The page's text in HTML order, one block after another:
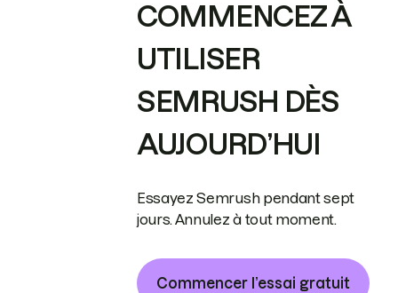
COMMENCEZ À
UTILISER
SEMRUSH DÈS
AUJOURD’HUI
Essayez Semrush pendant sept
jours. Annulez à tout moment.
Commencer l’essai gratuit